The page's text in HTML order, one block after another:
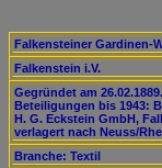
Falkensteiner Gardinen-
Falkenstein i.V.
Gegründet am
Beteiligungen bis 1943:
H. G. Eckstein GmbH,
verlagert nach Neuss/
Branche: Textil